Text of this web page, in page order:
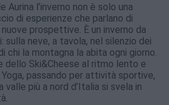
Aurina l’inverno non è solo una
di esperienze che parlano di
prospettive. È un inverno da
neve, a tavola, nel silenzio dei
chi la montagna la abita ogni giorno.
dello Ski&Cheese al ritmo lento e
passando per attività sportive,
valle più a nord d’Italia si svela in